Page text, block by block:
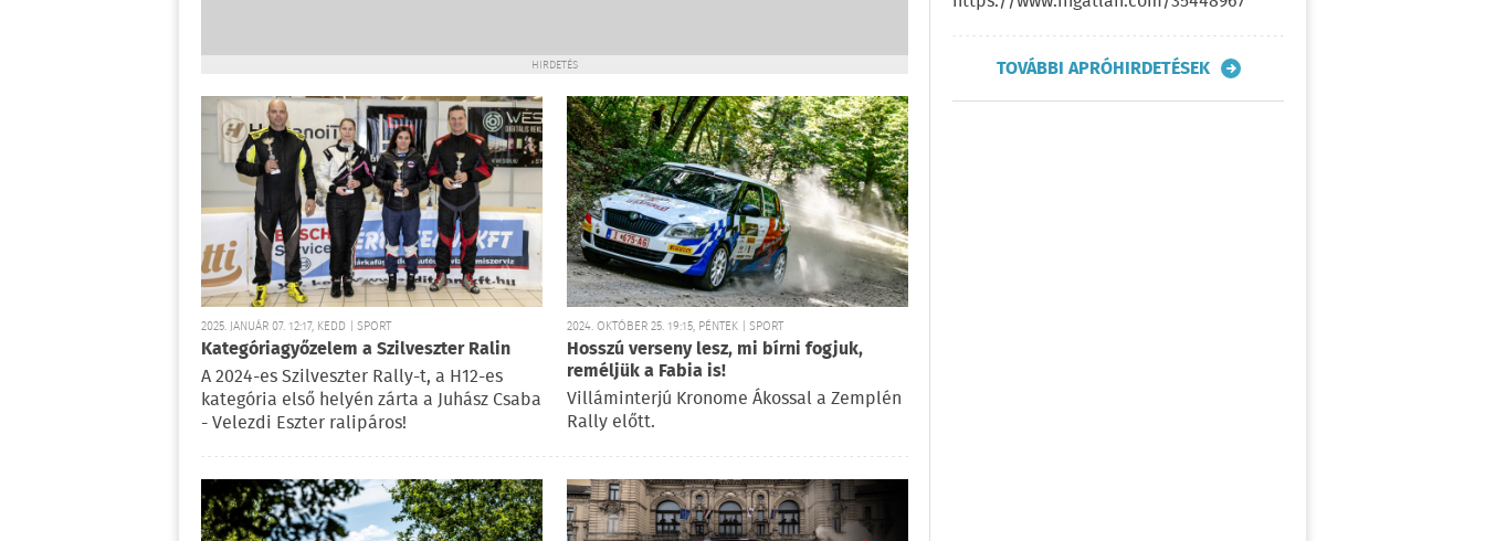
HIRDETÉS
2025. JANUÁR 07. 12:17, KEDD | SPORT
Kategóriagyőzelem a Szilveszter Ralin
A 2024-es Szilveszter Rally-t, a H12-es
kategória első helyén zárta a Juhász Csaba
- Velezdi Eszter ralipáros!
2024. OKTÓBER 25. 19:15, PÉNTEK | SPORT
Hosszú verseny lesz, mi bírni fogjuk,
reméljük a Fabia is!
Villáminterjú Kronome Ákossal a Zemplén
Rally előtt.
TOVÁBBI APRÓHIRDETÉSEK